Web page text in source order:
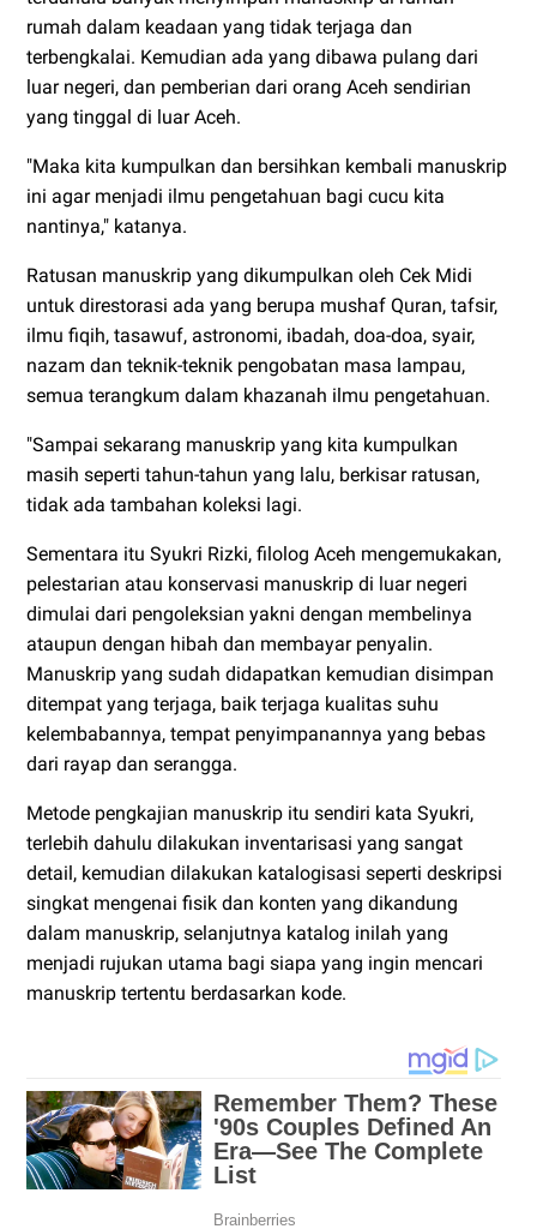
rumah dalam keadaan yang tidak terjaga dan
terbengkalai. Kemudian ada yang dibawa pulang dari
luar negeri, dan pemberian dari orang Aceh sendirian
yang tinggal di luar Aceh.
"Maka kita kumpulkan dan bersihkan kembali manuskrip
ini agar menjadi ilmu pengetahuan bagi cucu kita
nantinya," katanya.
Ratusan manuskrip yang dikumpulkan oleh Cek Midi
untuk direstorasi ada yang berupa mushaf Quran, tafsir,
ilmu fiqih, tasawuf, astronomi, ibadah, doa-doa, syair,
nazam dan teknik-teknik pengobatan masa lampau,
semua terangkum dalam khazanah ilmu pengetahuan.
"Sampai sekarang manuskrip yang kita kumpulkan
masih seperti tahun-tahun yang lalu, berkisar ratusan,
tidak ada tambahan koleksi lagi.
Sementara itu Syukri Rizki, filolog Aceh mengemukakan,
pelestarian atau konservasi manuskrip di luar negeri
dimulai dari pengoleksian yakni dengan membelinya
ataupun dengan hibah dan membayar penyalin.
Manuskrip yang sudah didapatkan kemudian disimpan
ditempat yang terjaga, baik terjaga kualitas suhu
kelembabannya, tempat penyimpanannya yang bebas
dari rayap dan serangga.
Metode pengkajian manuskrip itu sendiri kata Syukri,
terlebih dahulu dilakukan inventarisasi yang sangat
detail, kemudian dilakukan katalogisasi seperti deskripsi
singkat mengenai fisik dan konten yang dikandung
dalam manuskrip, selanjutnya katalog inilah yang
menjadi rujukan utama bagi siapa yang ingin mencari
manuskrip tertentu berdasarkan kode.